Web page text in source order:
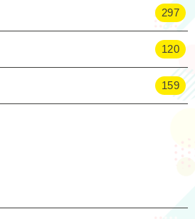
297
120
159